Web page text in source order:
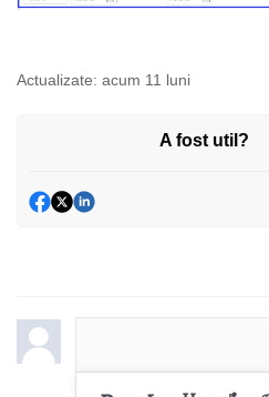
Actualizate: acum 11 luni
A fost util?